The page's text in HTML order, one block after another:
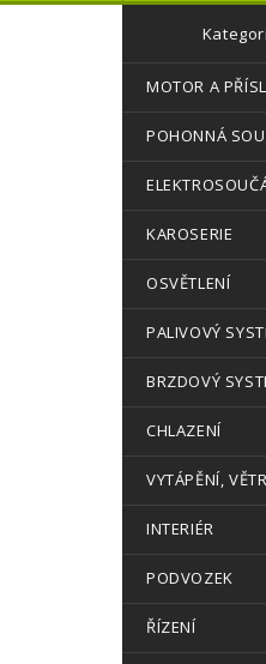
MOTOR A
POHONNÁ
KAROSERIE
OSVĚTLENÍ
PALIVOVÝ
BRZDOVÝ
CHLAZENÍ
VYTÁPĚNÍ,
INTERIÉR
PODVOZEK
ŘÍZENÍ